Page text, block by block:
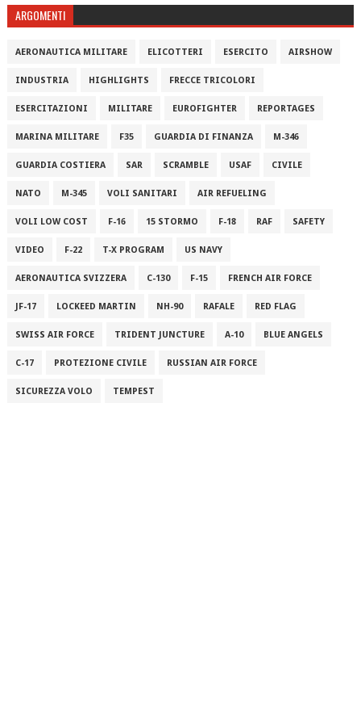
ARGOMENTI
AERONAUTICA MILITARE ELICOTTERI ESERCITO AIRSHOW
INDUSTRIA HIGHLIGHTS FRECCE TRICOLORI
ESERCITAZIONI MILITARE EUROFIGHTER REPORTAGES
MARINA MILITARE F35 GUARDIA DI FINANZA M-346
GUARDIA COSTIERA SAR SCRAMBLE USAF CIVILE
NATO M-345 VOLI SANITARI AIR REFUELING
VOLI LOW COST F-16 15 STORMO F-18 RAF SAFETY
VIDEO F-22 T-X PROGRAM US NAVY
AERONAUTICA SVIZZERA C-130 F-15 FRENCH AIR FORCE
JF-17 LOCKEED MARTIN NH-90 RAFALE RED FLAG
SWISS AIR FORCE TRIDENT JUNCTURE A-10 BLUE ANGELS
C-17 PROTEZIONE CIVILE RUSSIAN AIR FORCE
SICUREZZA VOLO TEMPEST